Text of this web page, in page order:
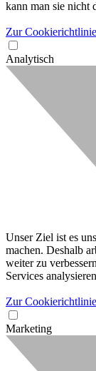
kann man sie nicht
Zur Cookierichtlinie
Analytisch
Unser Ziel ist es
machen. Deshalb
weiter zu
Services
Zur Cookierichtlinie
Marketing